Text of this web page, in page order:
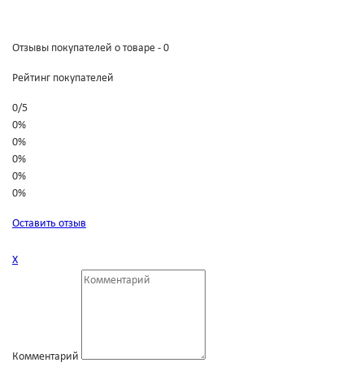
Отзывы покупателей о товаре - 0
Рейтинг покупателей
0/5
0%
0%
0%
0%
0%
Оставить отзыв
Х
Комментарий